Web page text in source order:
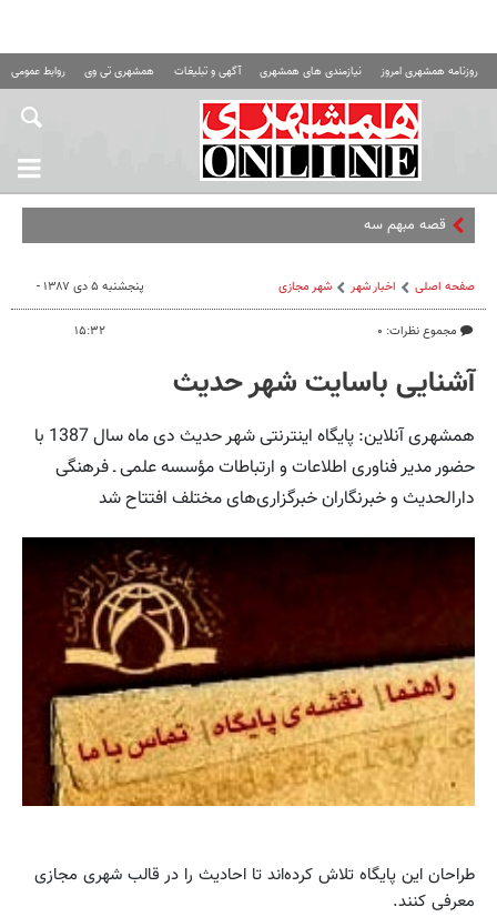
روزنامه همشهری امروز نیازمندی های همشهری آگهی و تبلیغات همشهری تی وی روابط عمومی
قصه مبهم سهمیه جنگ چیست
صفحه اصلی اخبار شهر شهر مجازی
مجموع نظرات: ۰
پنجشنبه ۵ دی ۱۳۸۷ -
۱۵:۳۲
آشنایی باسایت شهر حدیث
همشهری آنلاین: پایگاه اینترنتی شهر حدیث دی ماه سال 1387 با
حضور مدیر فناوری اطلاعات و ارتباطات مؤسسه علمی ـ فرهنگی
دارالحدیث و خبرنگاران خبرگزاری‌های مختلف افتتاح شد
طراحان این پایگاه تلاش کرده‌اند تا احادیث را در قالب شهری مجازی
معرفی کنند.